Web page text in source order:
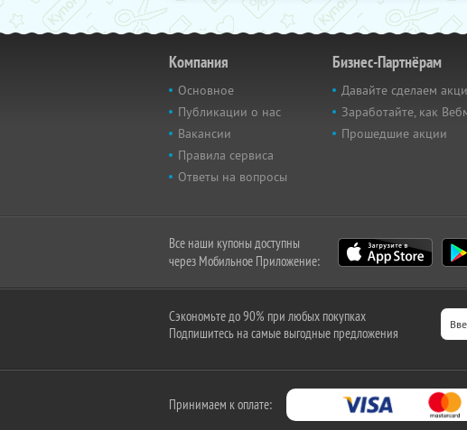
Компания
Основное
Публикации о нас
Вакансии
Правила сервиса
Ответы на вопросы
Бизнес-Партнёрам
Давайте сделаем
Заработайте, как
Прошедшие акции
Все наши купоны доступны
через Мобильное Приложение:
Сэкономьте до 90% при любых покупках
Подпишитесь на самые выгодные предложения
Принимаем к оплате: